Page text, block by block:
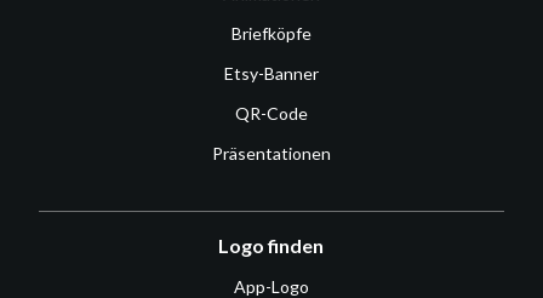
Briefköpfe
Etsy-Banner
QR-Code
Präsentationen
Logo finden
App-Logo